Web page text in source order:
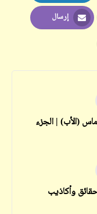
LinkedIn
إرسال
Email
(الأب) | الجزء